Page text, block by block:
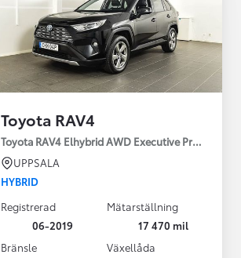
Toyota RAV4
Toyota RAV4 Elhybrid AWD Executive Premium
UPPSALA
HYBRID
Registrerad
06-2019
Mätarställning
17 470 mil
Bränsle
Växellåda